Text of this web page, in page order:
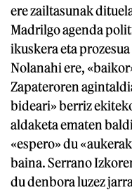
ere zailtasunak
Madrilgo agenda
ikuskera eta
Nolanahi ere,
Zapateroren
bideari» berriz
aldaketa ematen
«espero» du
baina. Serrano
du denbora luzez